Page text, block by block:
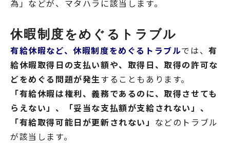
為」などが、マタハラに該当します。
休暇制度をめぐるトラブル
有給休暇など、休暇制度をめぐるトラブルでは、有
給休暇取得日の支払い額や、取得日、取得の許可な
どをめぐる問題が発生することもあります。
「有給休暇は権利、義務であるのに、取得させても
らえない」、「妥当な支払額が支給されない」、
「有給取得可能日が更新されない」 などのトラブル
が該当します。